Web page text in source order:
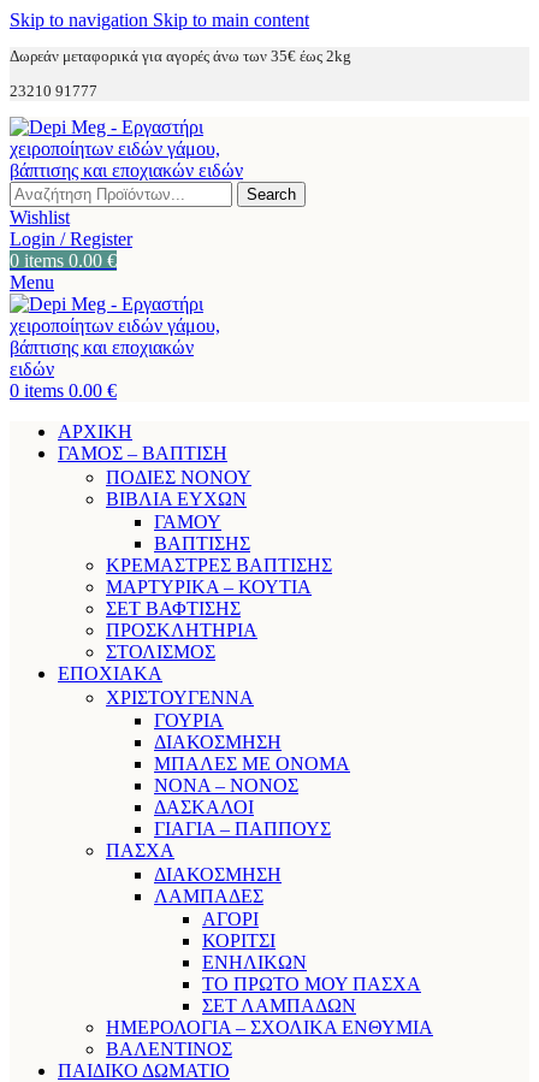
Skip to navigation Skip to main content
Δωρεάν μεταφορικά για αγορές άνω των 35€ έως 2kg
23210 91777
Search
Wishlist
Login / Register
0 items 0.00 €
Menu
0 items 0.00 €
ΑΡΧΙΚΗ
ΓΑΜΟΣ – ΒΑΠΤΙΣΗ
ΠΟΔΙΕΣ ΝΟΝΟΥ
ΒΙΒΛΙΑ ΕΥΧΩΝ
ΓΑΜΟΥ
ΒΑΠΤΙΣΗΣ
ΚΡΕΜΑΣΤΡΕΣ ΒΑΠΤΙΣΗΣ
ΜΑΡΤΥΡΙΚΑ – ΚΟΥΤΙΑ
ΣΕΤ ΒΑΦΤΙΣΗΣ
ΠΡΟΣΚΛΗΤΗΡΙΑ
ΣΤΟΛΙΣΜΟΣ
ΕΠΟΧΙΑΚΑ
ΧΡΙΣΤΟΥΓΕΝΝΑ
ΓΟΥΡΙΑ
ΔΙΑΚΟΣΜΗΣΗ
ΜΠΑΛΕΣ ΜΕ ΟΝΟΜΑ
ΝΟΝΑ – ΝΟΝΟΣ
ΔΑΣΚΑΛΟΙ
ΓΙΑΓΙΑ – ΠΑΠΠΟΥΣ
ΠΑΣΧΑ
ΔΙΑΚΟΣΜΗΣΗ
ΛΑΜΠΑΔΕΣ
ΑΓΟΡΙ
ΚΟΡΙΤΣΙ
ΕΝΗΛΙΚΩΝ
ΤΟ ΠΡΩΤΟ ΜΟΥ ΠΑΣΧΑ
ΣΕΤ ΛΑΜΠΑΔΩΝ
ΗΜΕΡΟΛΟΓΙΑ – ΣΧΟΛΙΚΑ ΕΝΘΥΜΙΑ
ΒΑΛΕΝΤΙΝΟΣ
ΠΑΙΔΙΚΟ ΔΩΜΑΤΙΟ